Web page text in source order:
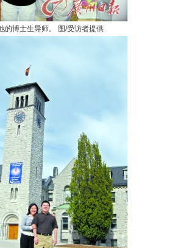
的博士生导师。 图/受访者提供